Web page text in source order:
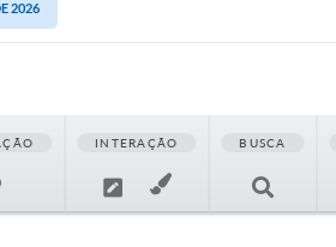
2026
INTERAÇÃO BUSCA